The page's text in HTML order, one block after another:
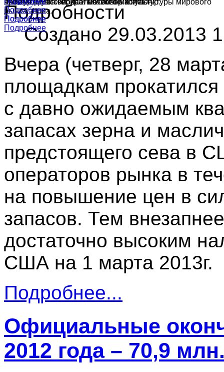
культур в России, краткий обзор конъюнктуры мирового
рынка зерна.
Подробнее
ячменя, муки и подсолнечного масла.
Подробнее
производства зерна и масличных культур.
Подробнее
Подробнее
Подробности
Создано 29.03.2013
Вчера (четверг, 28
площадкам
с давно ожидаемым
запасах зерна и
предстоящего сева в
операторов рынка в
на повышение цен в
запасов. Тем
достаточно высоким
США на 1 марта 2013г.
Подробнее...
Официальные
2012 года – 70,9